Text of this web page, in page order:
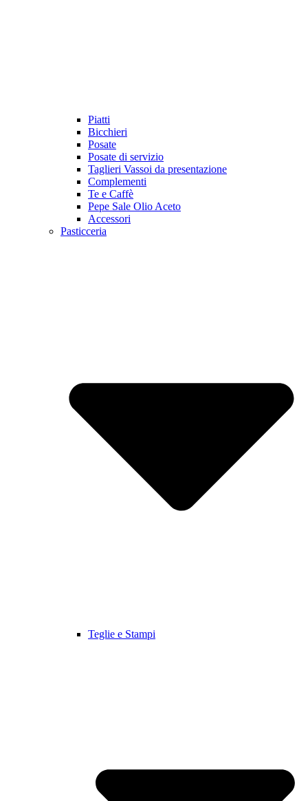
Piatti
Bicchieri
Posate
Posate di servizio
Taglieri Vassoi da presentazione
Complementi
Te e Caffè
Pepe Sale Olio Aceto
Accessori
Pasticceria
Teglie e Stampi